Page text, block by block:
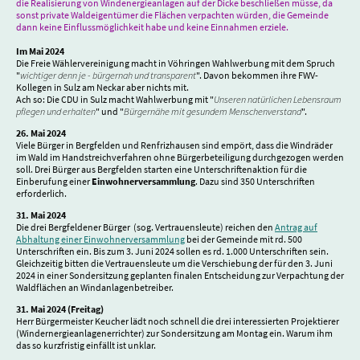
die Realisierung von Windenergieanlagen auf der Dicke beschließen müsse, da
sonst private Waldeigentümer die Flächen verpachten würden, die Gemeinde
dann keine Einflussmöglichkeit habe und keine Einnahmen erziele.
Im Mai 2024
Die Freie Wählervereinigung macht in Vöhringen Wahlwerbung mit dem Spruch
"wichtiger denn je - bürgernah und transparent". Davon bekommen ihre FWV-
Kollegen in Sulz am Neckar aber nichts mit.
Ach so: Die CDU in Sulz macht Wahlwerbung mit "Unseren natürlichen Lebensraum
pflegen und erhalten" und "Bürgernähe mit gesundem Menschenverstand".
26. Mai 2024
Viele Bürger in Bergfelden und Renfrizhausen sind empört, dass die Windräder
im Wald im Handstreichverfahren ohne Bürgerbeteiligung durchgezogen werden
soll. Drei Bürger aus Bergfelden starten eine Unterschriftenaktion für die
Einberufung einerEinwohnerversammlung. Dazu sind 350 Unterschriften
erforderlich.
31. Mai 2024
Die drei Bergfeldener Bürger (sog. Vertrauensleute) reichen den Antrag auf
Abhaltung einer Einwohnerversammlung bei der Gemeinde mit rd. 500
Unterschriften ein. Bis zum 3. Juni 2024 sollen es rd. 1.000 Unterschriften sein.
Gleichzeitig bitten die Vertrauensleute um die Verschiebung der für den 3. Juni
2024 in einer Sondersitzung geplanten finalen Entscheidung zur Verpachtung der
Waldflächen an Windanlagenbetreiber.
31. Mai 2024 (Freitag)
Herr Bürgermeister Keucher lädt noch schnell die drei interessierten Projektierer
(Windernergieanlagenerrichter) zur Sondersitzung am Montag ein. Warum ihm
das so kurzfristig einfällt ist unklar.